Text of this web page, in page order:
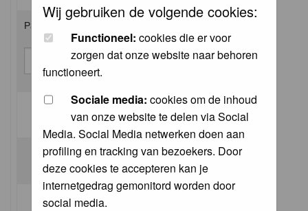
Wij gebruiken de volgende cookies:
Functioneel: cookies die er voor
zorgen dat onze website naar behoren
functioneert.
Sociale media: cookies om de inhoud
van onze website te delen via Social
Media. Social Media netwerken doen aan
profiling en tracking van bezoekers. Door
deze cookies te accepteren kan je
internetgedrag gemonitord worden door
social media.
Password:
Log me on automatically each visit:
I forgot my password